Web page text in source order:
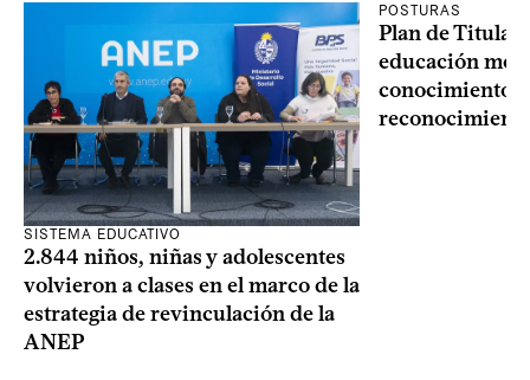
SISTEMA EDUCATIVO
2.844 niños, niñas y adolescentes
volvieron a clases en el marco de la
estrategia de revinculación de la
ANEP
POSTURAS
Plan de
educación
conocimiento